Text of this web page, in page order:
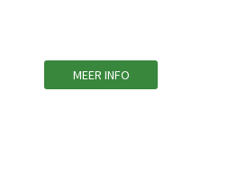
MEER INFO